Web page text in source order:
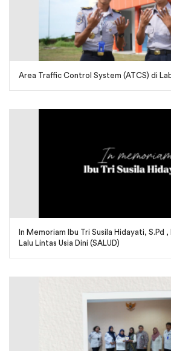
Area Traffic Control System (ATCS) di
In Memoriam Ibu Tri Susila Hidayati, S.Pd
Lalu Lintas Usia Dini (SALUD)